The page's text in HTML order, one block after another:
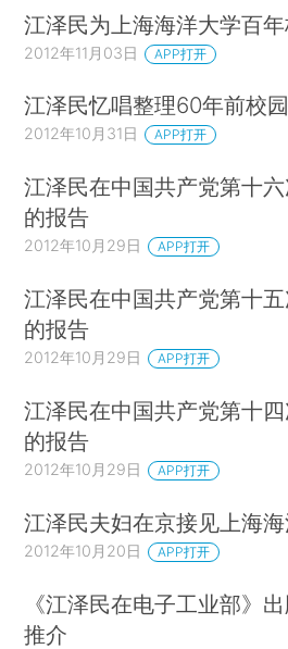
江泽民为上海海洋大学百
2012年11月03日 APP打开
江泽民忆唱整理60年前校
2012年10月31日 APP打开
江泽民在中国共产党第十
的报告
2012年10月29日 APP打开
江泽民在中国共产党第十
的报告
2012年10月29日 APP打开
江泽民在中国共产党第十
的报告
2012年10月29日 APP打开
江泽民夫妇在京接见上海
2012年10月20日 APP打开
《江泽民在电子工业部》
推介